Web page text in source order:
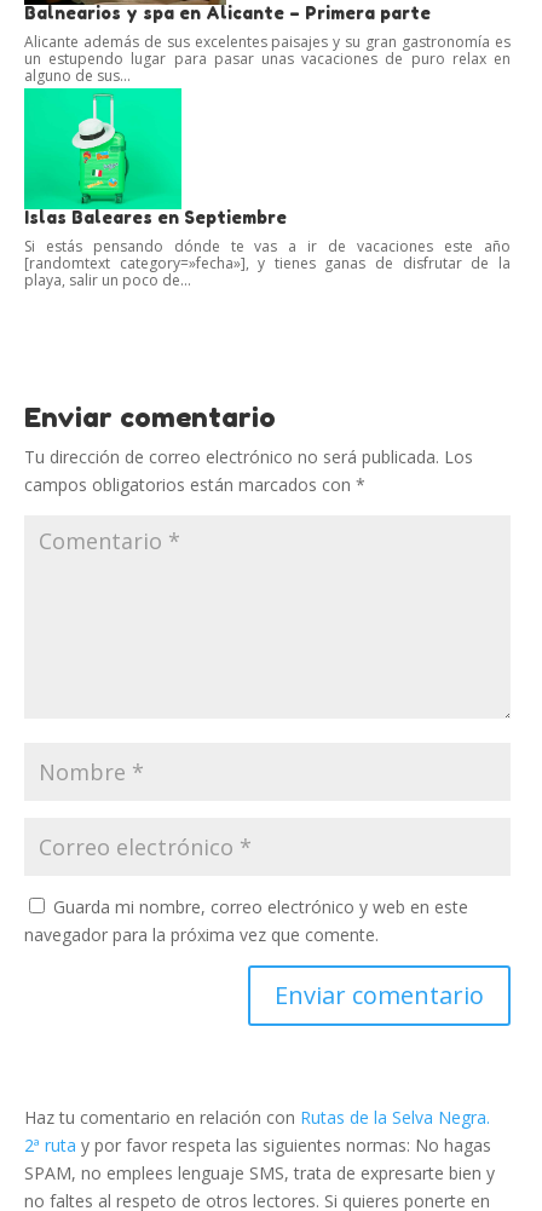
Balnearios y spa en Alicante – Primera parte
Alicante además de sus excelentes paisajes y su gran gastronomía es
un estupendo lugar para pasar unas vacaciones de puro relax en
alguno de sus...
Islas Baleares en Septiembre
Si estás pensando dónde te vas a ir de vacaciones este año
[randomtext category=»fecha»], y tienes ganas de disfrutar de la
playa, salir un poco de...
Enviar comentario
Tu dirección de correo electrónico no será publicada. Los
campos obligatorios están marcados con *
Guarda mi nombre, correo electrónico y web en este
navegador para la próxima vez que comente.
Haz tu comentario en relación con Rutas de la Selva Negra.
2ª ruta y por favor respeta las siguientes normas: No hagas
SPAM, no emplees lenguaje SMS, trata de expresarte bien y
no faltes al respeto de otros lectores. Si quieres ponerte en